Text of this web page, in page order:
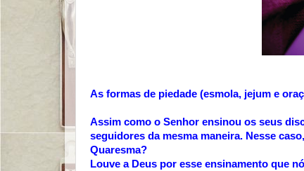
As formas de piedade (esmola, jejum e
Assim como o Senhor ensinou os seus
seguidores da mesma maneira. Nesse
Quaresma?
Louve a Deus por esse ensinamento que